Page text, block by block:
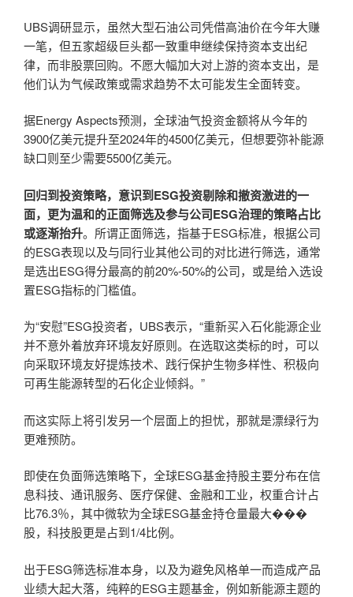
UBS调研显示，虽然大型石油公司凭借高油价在今年大赚
一笔，但五家超级巨头都一致重申继续保持资本支出纪
律，而非股票回购。不愿大幅加大对上游的资本支出，是
他们认为气候政策或需求趋势不太可能发生全面转变。
据Energy Aspects预测，全球油气投资金额将从今年的
3900亿美元提升至2024年的4500亿美元，但想要弥补能源
缺口则至少需要5500亿美元。
回归到投资策略，意识到ESG投资剔除和撤资激进的一
面，更为温和的正面筛选及参与公司ESG治理的策略占比
或逐渐抬升。所谓正面筛选，指基于ESG标准，根据公司
的ESG表现以及与同行业其他公司的对比进行筛选，通常
是选出ESG得分最高的前20%-50%的公司，或是给入选设
置ESG指标的门槛值。
为“安慰”ESG投资者，UBS表示，“重新买入石化能源企业
并不意外着放弃环境友好原则。在选取这类标的时，可以
向采取环境友好提炼技术、践行保护生物多样性、积极向
可再生能源转型的石化企业倾斜。”
而这实际上将引发另一个层面上的担忧，那就是漂绿行为
更难预防。
即使在负面筛选策略下，全球ESG基金持股主要分布在信
息科技、通讯服务、医疗保健、金融和工业，权重合计占
比76.3％，其中微软为全球ESG基金持仓量最大���
股，科技股更是占到1/4比例。
出于ESG筛选标准本身，以及为避免风格单一而造成产品
业绩大起大落，纯粹的ESG主题基金，例如新能源主题的